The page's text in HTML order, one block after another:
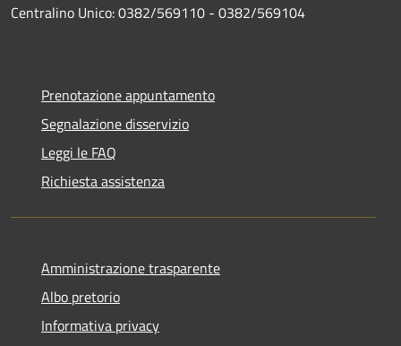
Centralino Unico: 0382/569110 - 0382/569104
Prenotazione appuntamento
Segnalazione disservizio
Leggi le FAQ
Richiesta assistenza
Amministrazione trasparente
Albo pretorio
Informativa privacy